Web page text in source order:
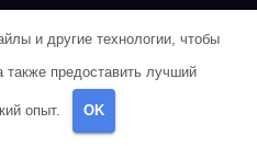
грудка Куриная грудка
грудка Куриная грудка
Куриная грудка
и другие технологии, чтобы
также предоставить лучший
опыт. OK